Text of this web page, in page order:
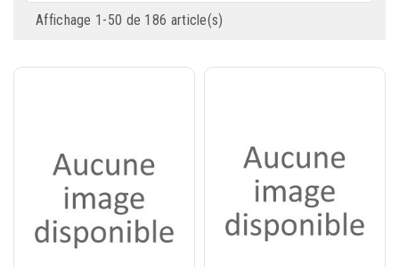
Affichage 1-50 de 186 article(s)